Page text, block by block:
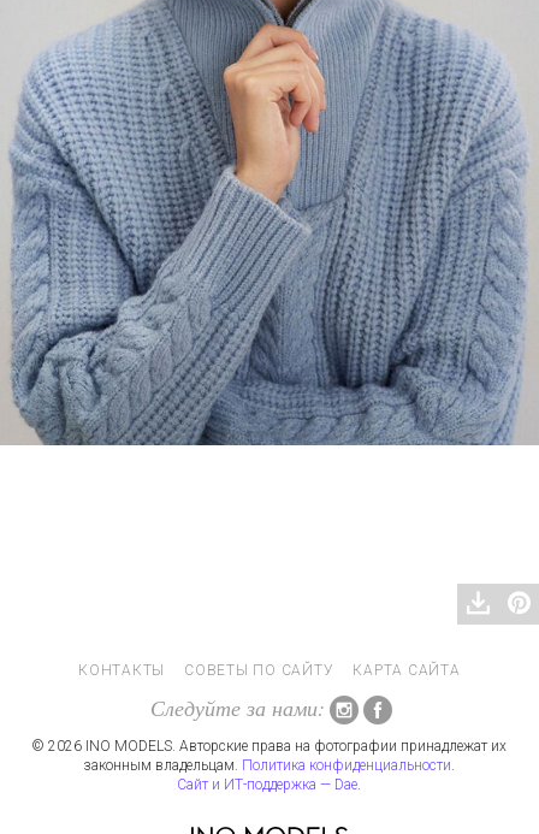
КОНТАКТЫ СОВЕТЫ ПО САЙТУ КАРТА САЙТА
Следуйте за нами:
© 2026 INO MODELS. Авторские права на фотографии принадлежат их
законным владельцам. Политика конфиденциальности.
Сайт и ИТ-поддержка — Dae.